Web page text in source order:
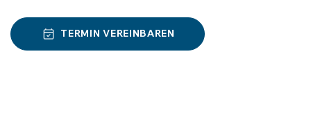
TERMIN VEREINBAREN